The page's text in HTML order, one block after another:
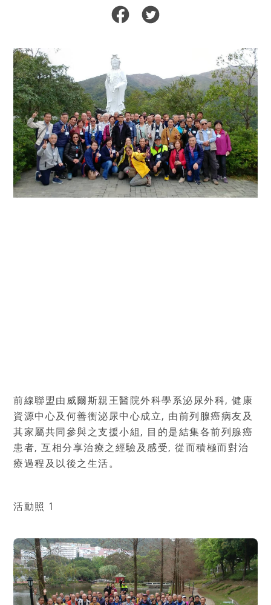
前線聯盟由威爾斯親王醫院外科學系泌尿外科,健康
資源中心及何善衡泌尿中心成立, 由前列腺癌病友及
其家屬共同參與之支援小組, 目的是結集各前列腺癌
患者,互相分享治療之經驗及感受,從而積極而對治
療過程及以後之生活。
活動照 1